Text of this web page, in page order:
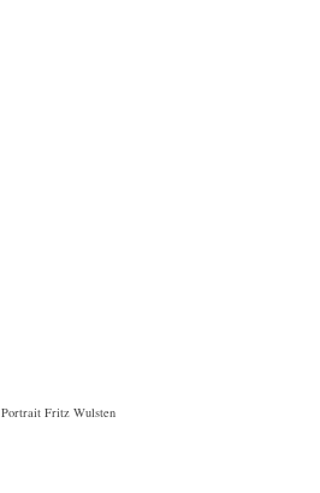
Portrait Fritz Wulsten